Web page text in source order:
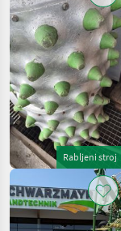
Rabljeni stroj